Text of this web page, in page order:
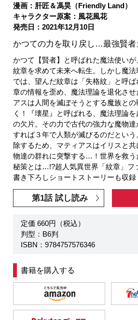
漫画：肝匠＆馮昊（Friendly Land）
キャラクター原案：風花風花
発売日：2021年12月10日
かつての力を取り戻し…最強賢者
かつて【賢者】と呼ばれた魔法使い
紋章を求めて未来へ転生。しかし魔
では、望んだ紋章は「失格紋」と呼
章の情報を歪め、魔法理論を退化させ
アスは人間を滅ぼそうとする魔族と
く！『壊星』と呼ばれる、魔法理論
の欠片。その力で古代の強力な魔物
すれば３年で人類が滅びるのだとい
除するため、マティアスはイリスと
物達の群れに突撃する…！世界を救う
秘策とは…!?超人気異世界「紋章」フ
書き下ろしショートストーリーも収録
第1話 試し読み
定価 660円（税込）
判型：B6判
ISBN：9784757576346
書籍を購入する